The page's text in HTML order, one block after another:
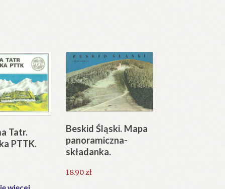
Tatr.
PTTK.
Beskid Śląski. Mapa
panoramiczna-
składanka.
18.90zł